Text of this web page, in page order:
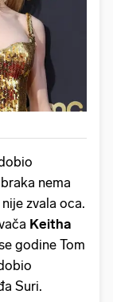
nema
zvala oca.
Keitha
godine Tom
Suri.